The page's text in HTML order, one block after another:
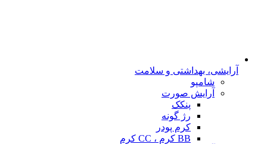
آرایشی، بهداشتی و سلامت
شامپو
آرایش صورت
پنکک
رژ گونه
کرم پودر
BB کرم ، CC کرم